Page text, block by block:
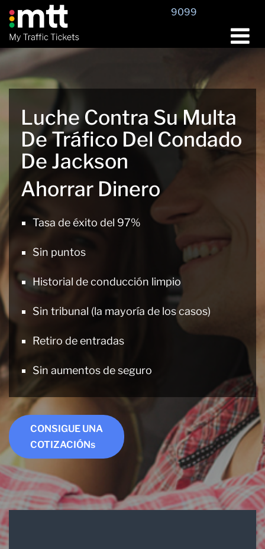
Saltar
contenido
9099
Luche Contra Su Multa
De Tráfico Del Condado
De Jackson
Ahorrar Dinero
Tasa de éxito del 97%
Sin puntos
Historial de conducción limpio
Sin tribunal (la mayoría de los casos)
Retiro de entradas
Sin aumentos de seguro
CONSIGUE UNA
COTIZACIÓNs